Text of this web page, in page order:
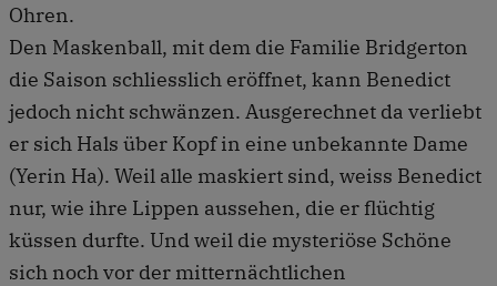
Ohren.
Den Maskenball, mit dem die Familie Bridgerton
die Saison schliesslich eröffnet, kann Benedict
jedoch nicht schwänzen. Ausgerechnet da verliebt
er sich Hals über Kopf in eine unbekannte Dame
(Yerin Ha). Weil alle maskiert sind, weiss Benedict
nur, wie ihre Lippen aussehen, die er flüchtig
küssen durfte. Und weil die mysteriöse Schöne
sich noch vor der mitternächtlichen